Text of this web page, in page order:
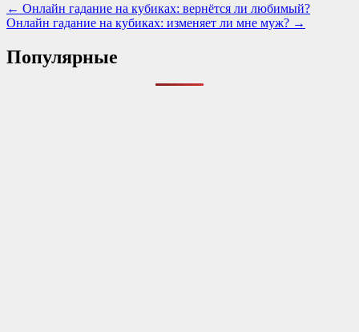
← Онлайн гадание на кубиках: вернётся ли любимый?
Онлайн гадание на кубиках: изменяет ли мне муж? →
Популярные